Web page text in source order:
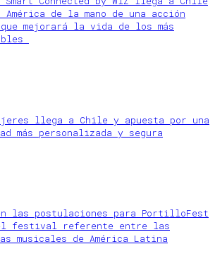
América de la mano de una acción
mejorará la vida de los más
llega a Chile y apuesta por una
más personalizada y segura
las postulaciones para PortilloFest
festival referente entre las
musicales de América Latina